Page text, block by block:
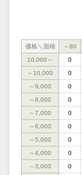
価格＼面積 ～80
10,000～
0
～10,000
0
～9,000
0
～8,000
0
～7,000
0
～6,000
0
～5,000
0
～4,000
0
～3,000
0